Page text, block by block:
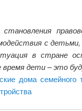
с
в стране
время дети – это
дома семейного